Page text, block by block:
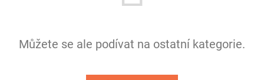
Můžete se ale podívat na ostatní kategorie.